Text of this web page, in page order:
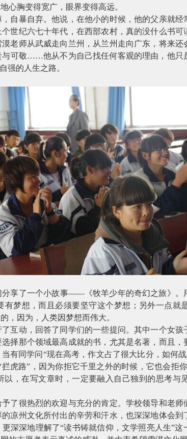
心胸变得宽广，眼界变得高远。
自暴自弃。他说，在他小的时候，他的父亲就
世纪六七十年代，在西部农村，真的没什么书可
老师从武威走向兰州，从兰州走向广东，将来
可敬……他从不为自己找任何客观的理由，他只
强的人生之路。
享了一个小故事——《牧羊少年的奇幻之旅》。
梦想，而且必须要坚守这个梦想；另外一点就
，因为，人类因梦想而伟大。
互动，回答了同学们的一些提问。其中一个女
择那个领域最高成就的书，尤其是名著，而且
有同学问“现在高考，作文占了很大比分，如何
虎路”，因为你拒它千里之外的时候，它也会拒
，在写文章时，一定要融入自己独到的思考与
了很热烈的欢迎与充分的肯定。学校领导和老
凉州文化所付出的辛劳和汗水，也深深地体会
深深地理解了“读书铸就信仰，文学照亮人生”